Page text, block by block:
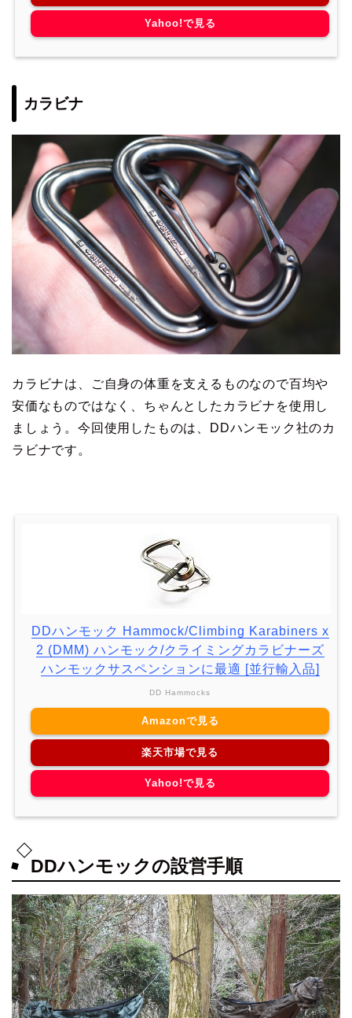
Yahoo!で見る
カラビナ
カラビナは、ご自身の体重を支えるものなので百均や
安価なものではなく、ちゃんとしたカラビナを使用し
ましょう。今回使用したものは、DDハンモック社のカ
ラビナです。
DDハンモック Hammock/Climbing Karabiners x
2 (DMM) ハンモック/クライミングカラビナーズ
ハンモックサスペンションに最適 [並行輸入品]
DD Hammocks
Amazonで見る
楽天市場で見る
Yahoo!で見る
DDハンモックの設営手順